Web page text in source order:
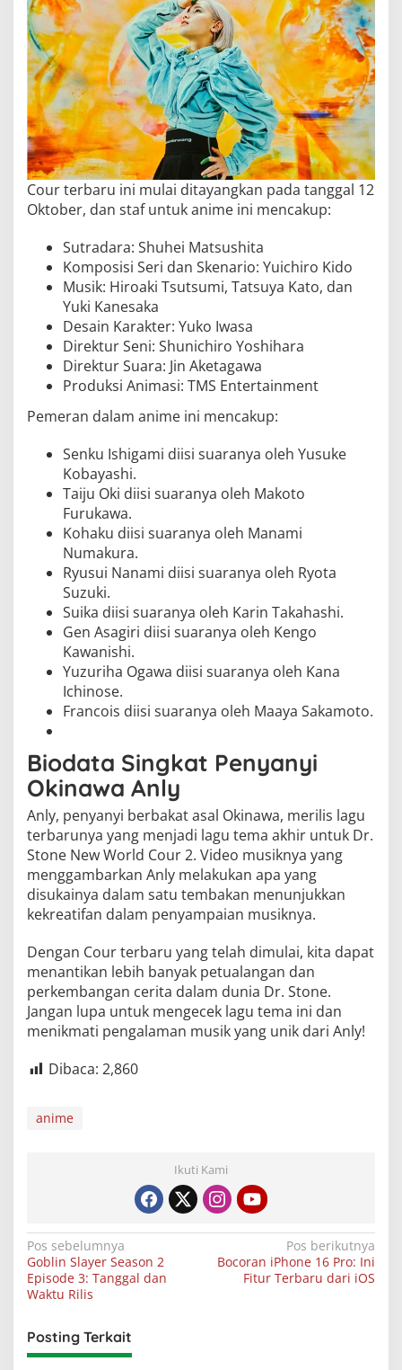
Cour terbaru ini mulai ditayangkan pada tanggal 12
Oktober, dan staf untuk anime ini mencakup:
Sutradara: Shuhei Matsushita
Komposisi Seri dan Skenario: Yuichiro Kido
Musik: Hiroaki Tsutsumi, Tatsuya Kato, dan
Yuki Kanesaka
Desain Karakter: Yuko Iwasa
Direktur Seni: Shunichiro Yoshihara
Direktur Suara: Jin Aketagawa
Produksi Animasi: TMS Entertainment
Pemeran dalam anime ini mencakup:
Senku Ishigami diisi suaranya oleh Yusuke
Kobayashi.
Taiju Oki diisi suaranya oleh Makoto
Furukawa.
Kohaku diisi suaranya oleh Manami
Numakura.
Ryusui Nanami diisi suaranya oleh Ryota
Suzuki.
Suika diisi suaranya oleh Karin Takahashi.
Gen Asagiri diisi suaranya oleh Kengo
Kawanishi.
Yuzuriha Ogawa diisi suaranya oleh Kana
Ichinose.
Francois diisi suaranya oleh Maaya Sakamoto.
Biodata Singkat Penyanyi
Okinawa Anly
Anly, penyanyi berbakat asal Okinawa, merilis lagu
terbarunya yang menjadi lagu tema akhir untuk Dr.
Stone New World Cour 2. Video musiknya yang
menggambarkan Anly melakukan apa yang
disukainya dalam satu tembakan menunjukkan
kekreatifan dalam penyampaian musiknya.
Dengan Cour terbaru yang telah dimulai, kita dapat
menantikan lebih banyak petualangan dan
perkembangan cerita dalam dunia Dr. Stone.
Jangan lupa untuk mengecek lagu tema ini dan
menikmati pengalaman musik yang unik dari Anly!
Dibaca: 2,860
anime
Ikuti Kami
Navigasi
pos
Pos sebelumnya
Goblin Slayer Season 2
Episode 3: Tanggal dan
Waktu Rilis
Pos berikutnya
Bocoran iPhone 16 Pro: Ini
Fitur Terbaru dari iOS
Posting Terkait